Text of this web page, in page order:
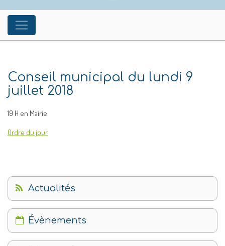
Conseil municipal du lundi 9
juillet 2018
19 H en Mairie
Ordre du jour
Actualités
Évènements